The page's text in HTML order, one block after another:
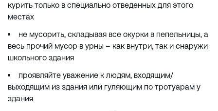
курить только в специально отведенных для этого
местах
не мусорить, складывая все окурки в пепельницы, а
весь прочий мусор в урны – как внутри, так и снаружи
школьного здания
проявляйте уважение к людям, входящим/
выходящим из здания или гуляющим по тротуарам у
здания